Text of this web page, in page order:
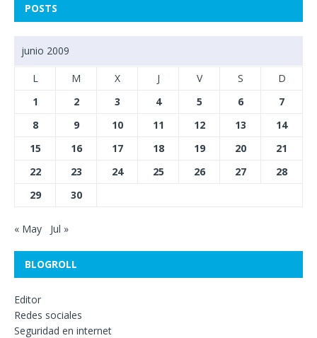
POSTS
junio 2009
L M X J V S
D
1
2 3 4 5 6
7
8
9 10 11 12 13
14
15
16 17 18 19 20
21
22
23 24 25 26 27
28
29
30
« May Jul »
BLOGROLL
Editor
Redes sociales
Seguridad en internet